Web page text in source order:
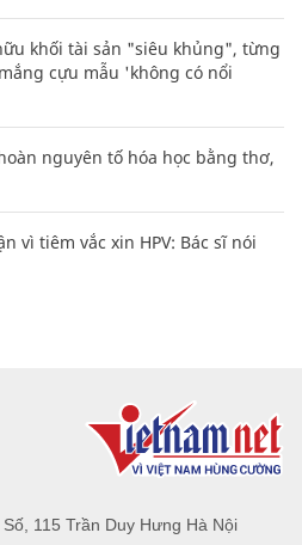
khối tài sản "siêu khủng", từng
cựu mẫu 'không có nổi
nguyên tố hóa học bằng thơ,
vì tiêm vắc xin HPV: Bác sĩ nói
115 Trần Duy Hưng Hà Nội